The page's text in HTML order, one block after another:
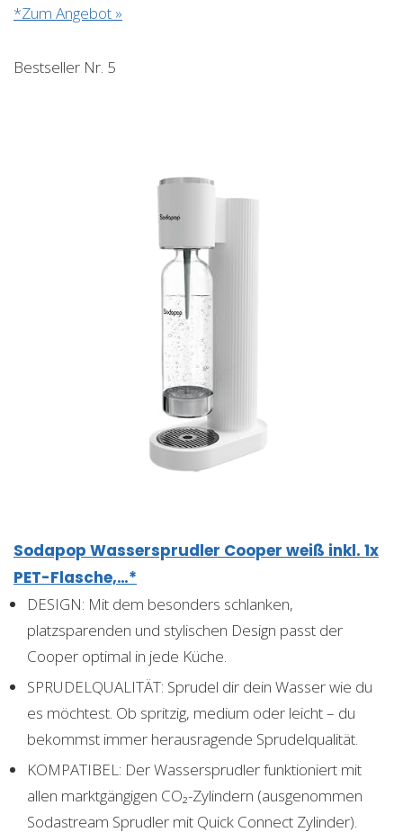
*Zum Angebot »
Bestseller Nr. 5
Sodapop Wassersprudler Cooper weiß inkl. 1x
PET-Flasche,…*
DESIGN: Mit dem besonders schlanken,
platzsparenden und stylischen Design passt der
Cooper optimal in jede Küche.
SPRUDELQUALITÄT: Sprudel dir dein Wasser wie du
es möchtest. Ob spritzig, medium oder leicht – du
bekommst immer herausragende Sprudelqualität.
KOMPATIBEL: Der Wassersprudler funktioniert mit
allen marktgängigen CO₂-Zylindern (ausgenommen
Sodastream Sprudler mit Quick Connect Zylinder).